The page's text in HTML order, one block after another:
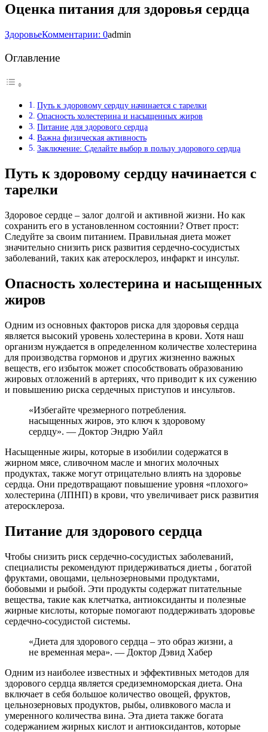
Оценка питания для здоровья сердца
ЗдоровьеКомментарии: 0admin
Оглавление
Путь к здоровому сердцу начинается с тарелки
Опасность холестерина и насыщенных жиров
Питание для здорового сердца
Важна физическая активность
Заключение: Сделайте выбор в пользу здорового сердца
Путь к здоровому сердцу начинается с
тарелки
Здоровое сердце – залог долгой и активной жизни. Но как
сохранить его в установленном состоянии? Ответ прост:
Следуйте за своим питанием. Правильная диета может
значительно снизить риск развития сердечно-сосудистых
заболеваний, таких как атеросклероз, инфаркт и инсульт.
Опасность холестерина и насыщенных
жиров
Одним из основных факторов риска для здоровья сердца
является высокий уровень холестерина в крови. Хотя наш
организм нуждается в определенном количестве холестерина
для производства гормонов и других жизненно важных
веществ, его избыток может способствовать образованию
жировых отложений в артериях, что приводит к их сужению
и повышению риска сердечных приступов и инсультов.
«Избегайте чрезмерного потребления.
насыщенных жиров, это ключ к здоровому
сердцу». — Доктор Эндрю Уайл
Насыщенные жиры, которые в изобилии содержатся в
жирном мясе, сливочном масле и многих молочных
продуктах, также могут отрицательно влиять на здоровье
сердца. Они предотвращают повышение уровня «плохого»
холестерина (ЛПНП) в крови, что увеличивает риск развития
атеросклероза.
Питание для здорового сердца
Чтобы снизить риск сердечно-сосудистых заболеваний,
специалисты рекомендуют придерживаться диеты , богатой
фруктами, овощами, цельнозерновыми продуктами,
бобовыми и рыбой. Эти продукты содержат питательные
вещества, такие как клетчатка, антиоксиданты и полезные
жирные кислоты, которые помогают поддерживать здоровье
сердечно-сосудистой системы.
«Диета для здорового сердца – это образ жизни, а
не временная мера». — Доктор Дэвид Хабер
Одним из наиболее известных и эффективных методов для
здорового сердца является средиземноморская диета. Она
включает в себя большое количество овощей, фруктов,
цельнозерновых продуктов, рыбы, оливкового масла и
умеренного количества вина. Эта диета также богата
содержанием жирных кислот и антиоксидантов, которые